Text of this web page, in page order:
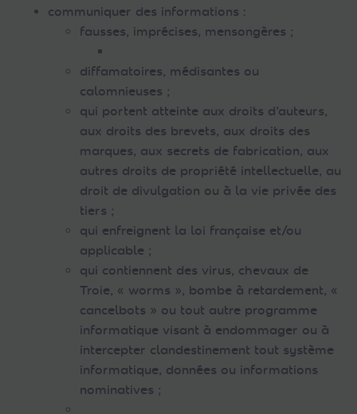
communiquer des informations :
fausses, imprécises, mensongères ;
diffamatoires, médisantes ou
calomnieuses ;
qui portent atteinte aux droits d’auteurs,
aux droits des brevets, aux droits des
marques, aux secrets de fabrication, aux
autres droits de propriété intellectuelle, au
droit de divulgation ou à la vie privée des
tiers ;
qui enfreignent la loi française et/ou
applicable ;
qui contiennent des virus, chevaux de
Troie, « worms », bombe à retardement, «
cancelbots » ou tout autre programme
informatique visant à endommager ou à
intercepter clandestinement tout système
informatique, données ou informations
nominatives ;